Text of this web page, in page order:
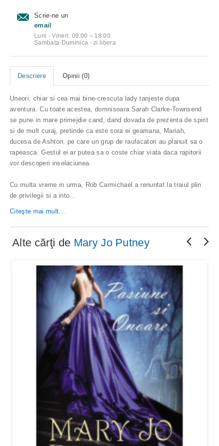
Scrie-ne un
email
Luni - Vineri: 09:00 – 18:00
Sambata-Duminica - zi libera
Descriere Opinii (0)
Uneori, chiar si cea mai bine-crescuta lady tanjeste dupa
aventura. Cu toate acestea, domnisoara Sarah Clarke-Townsend
se pune in mare primejdie cand, dand dovada de prezenta de spirit
si de mult curaj, pretinde ca este sora ei geamana, Mariah,
ducesa de Ashton, pe care un grup de raufacatori au planuit sa o
rapeasca. Gestul ei ar putea sa o coste chiar viata daca rapitorii
vor descoperi inselaciunea.
Cu multa vreme in urma, Rob Carmichael a renuntat la traiul plin
de privilegii si a into
Citeşte mai mult...
Alte cărţi de Mary Jo Putney